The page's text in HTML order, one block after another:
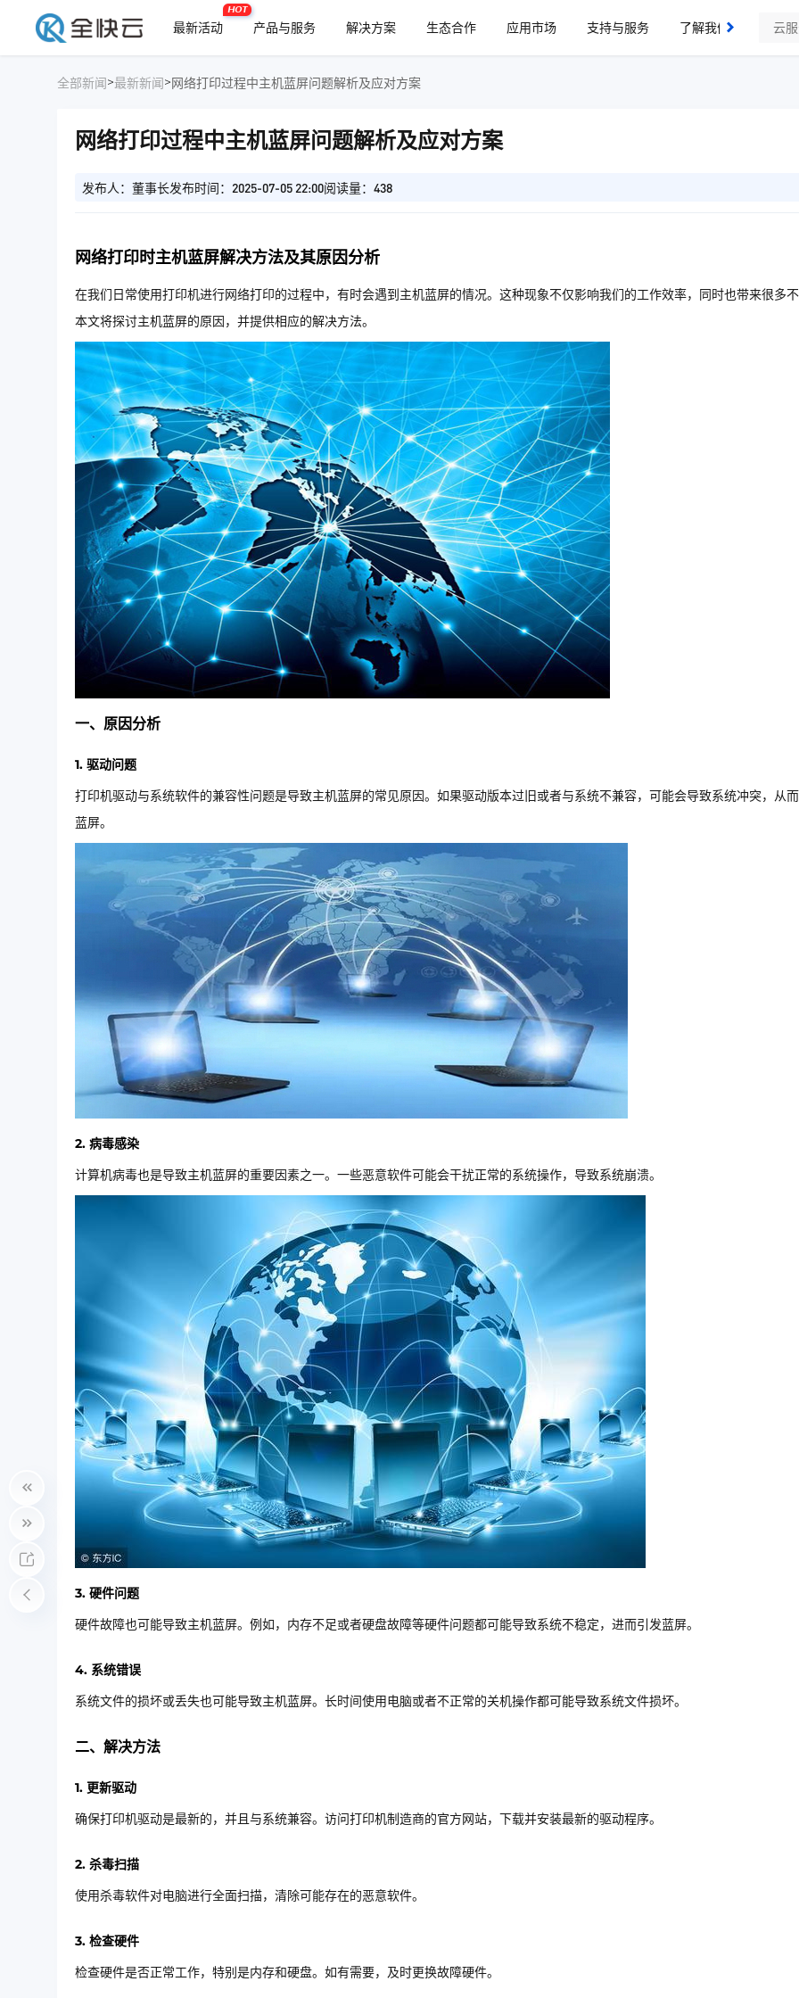
最新活动
HOT
产品与服务 解决方案 生态合作 应用市场 支持与服务
了解我们
全部新闻>最新新闻>网络打印过程中主机蓝屏问题解析及应对方案
网络打印过程中主机蓝屏问题解析及应对方案
发布人：董事长发布时间：2025-07-05 22:00阅读量：438
网络打印时主机蓝屏解决方法及其原因分析
在我们日常使用打印机进行网络打印的过程中，有时会遇到主机蓝屏的情况。这种现象不仅影响我们的工作效率，同时也带来很多不
本文将探讨主机蓝屏的原因，并提供相应的解决方法。
一、原因分析
1. 驱动问题
打印机驱动与系统软件的兼容性问题是导致主机蓝屏的常见原因。如果驱动版本过旧或者与系统不兼容，可能会导致系统冲突，从
蓝屏。
2. 病毒感染
计算机病毒也是导致主机蓝屏的重要因素之一。一些恶意软件可能会干扰正常的系统操作，导致系统崩溃。
3. 硬件问题
硬件故障也可能导致主机蓝屏。例如，内存不足或者硬盘故障等硬件问题都可能导致系统不稳定，进而引发蓝屏。
4. 系统错误
系统文件的损坏或丢失也可能导致主机蓝屏。长时间使用电脑或者不正常的关机操作都可能导致系统文件损坏。
二、解决方法
1. 更新驱动
确保打印机驱动是最新的，并且与系统兼容。访问打印机制造商的官方网站，下载并安装最新的驱动程序。
2. 杀毒扫描
使用杀毒软件对电脑进行全面扫描，清除可能存在的恶意软件。
3. 检查硬件
检查硬件是否正常工作，特别是内存和硬盘。如有需要，及时更换故障硬件。